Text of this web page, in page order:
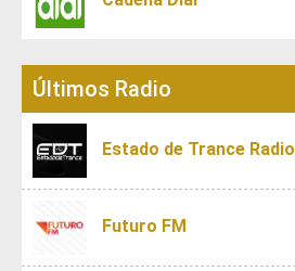
Últimos Radio
Estado de Trance Radio
Futuro FM